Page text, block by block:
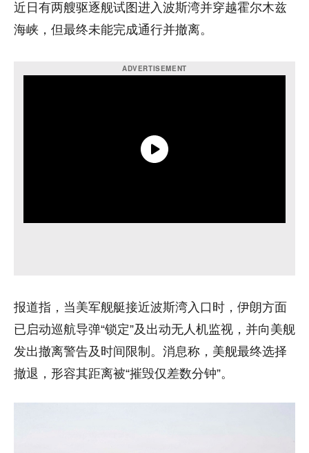
近日有两艘驱逐舰试图进入波斯湾并穿越霍尔木兹
海峡，但最终未能完成通行并撤离。
报道指，当美军舰艇接近波斯湾入口时，伊朗方面
已启动巡航导弹“锁定”及出动无人机监视，并向美舰
发出撤离警告及时间限制。消息称，美舰最终选择
撤退，形容其距离被“摧毁仅差数分钟”。